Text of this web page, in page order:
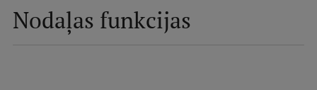
Ilgtspējīga attīstība
Studiju un vides pieejamība
Nodaļas funkcijas